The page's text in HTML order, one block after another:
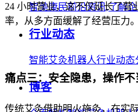
智美康民前沿资讯,了解
行业动态
智能艾灸机器人行业动态
博客
24 小时营业，这不仅延长了
率，从多方面缓解了经营压力。
痛点三：安全隐患，操作
传统艾灸借助明火施灸，在实